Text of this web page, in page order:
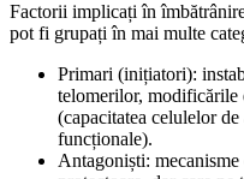
Factorii implicați în
pot fi grupați în mai multe
Primari (inițiatori):
telomerilor, modificările
(capacitatea celulelor
funcționale).
Antagoniști: mecanisme